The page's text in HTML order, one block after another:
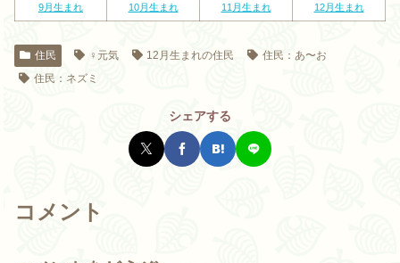
9月生まれ 10月生まれ 11 月生まれ 12月生まれ
住民 ♀元気 12月生まれの住民
住民：あ〜お
住民：ネズミ
シェアする
コメント